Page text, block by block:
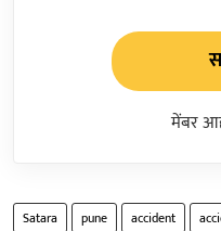
मेंबर
Satara pune accident